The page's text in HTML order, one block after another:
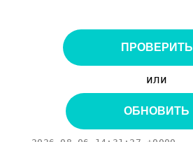
ПРОВЕРИТЬ
или
ОБНОВИТЬ